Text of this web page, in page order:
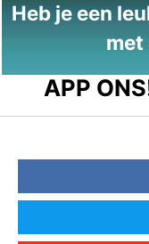
Heb je een
met
APP